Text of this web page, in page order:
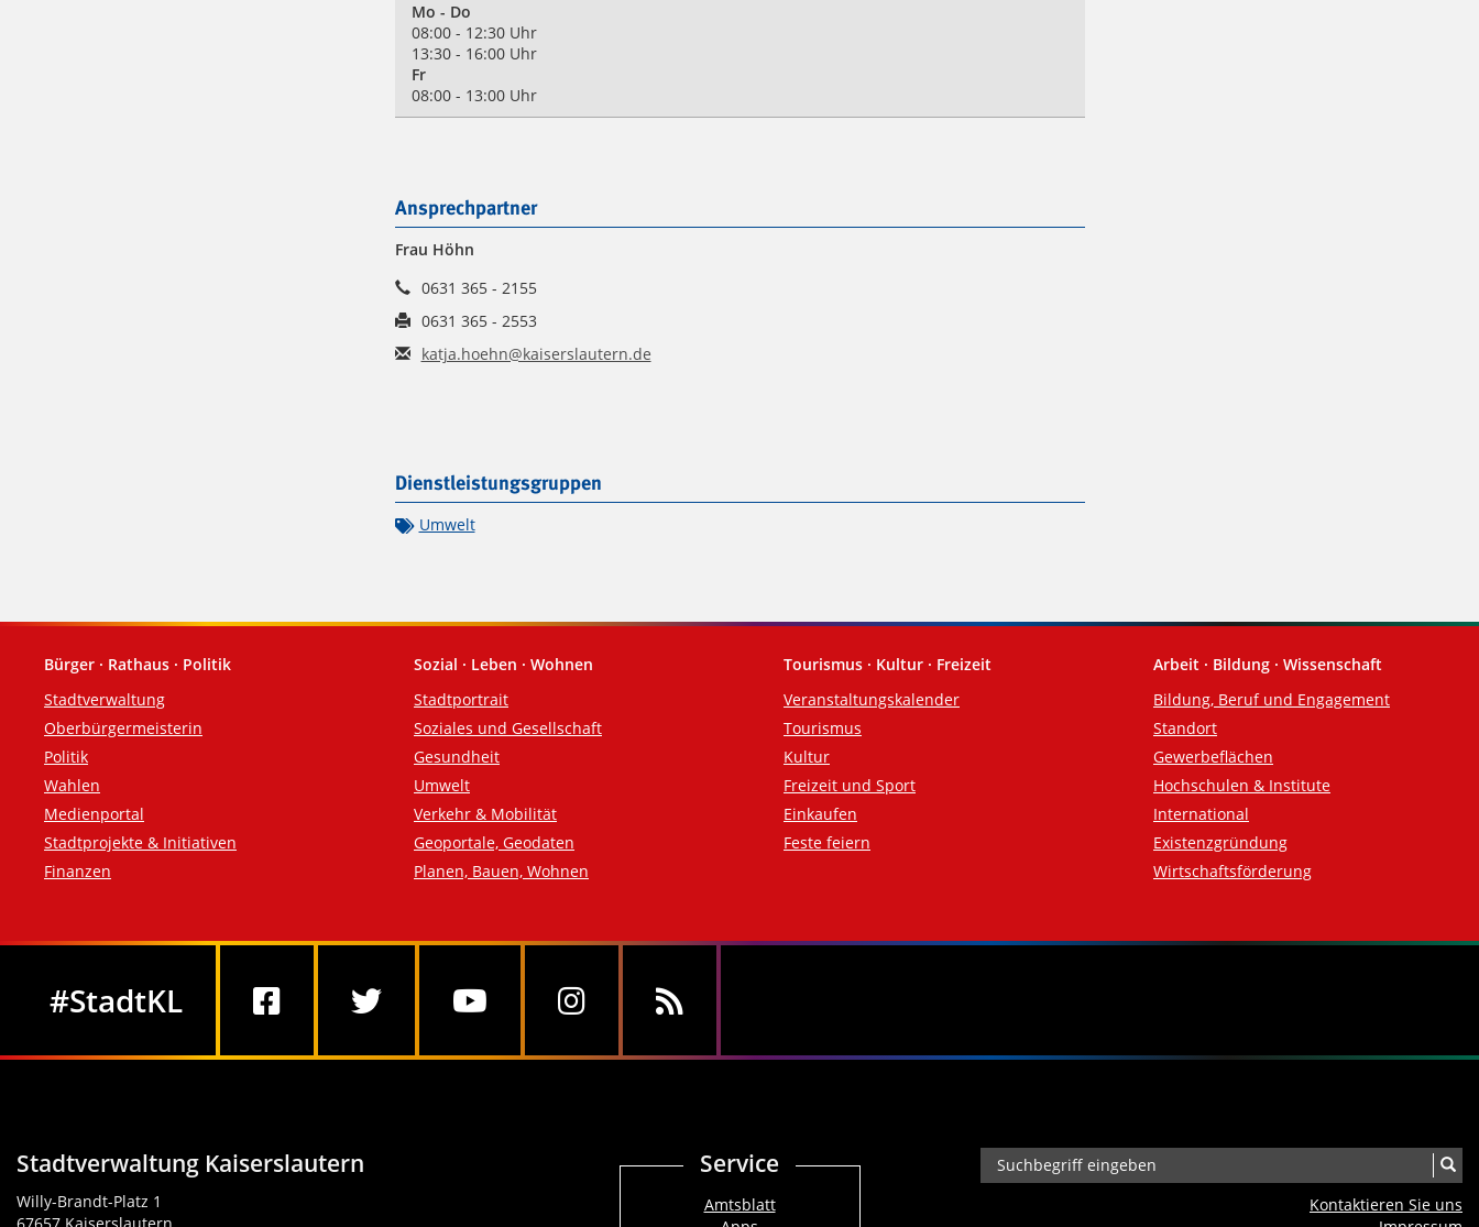
Mo - Do
08:00 - 12:30 Uhr
13:30 - 16:00 Uhr
Fr
08:00 - 13:00 Uhr
Ansprechpartner
Frau Höhn
0631 365 - 2155
0631 365 - 2553
katja.hoehn@kaiserslautern.de
Dienstleistungsgruppen
Umwelt
Fußzeile
Bürger · Rathaus · Politik
Stadtverwaltung
Oberbürgermeisterin
Politik
Wahlen
Medienportal
Stadtprojekte & Initiativen
Finanzen
Sozial · Leben · Wohnen
Stadtportrait
Soziales und Gesellschaft
Gesundheit
Umwelt
Verkehr & Mobilität
Geoportale, Geodaten
Planen, Bauen, Wohnen
Tourismus · Kultur · Freizeit
Veranstaltungskalender
Tourismus
Kultur
Freizeit und Sport
Einkaufen
Feste feiern
Arbeit · Bildung · Wissenschaft
Bildung, Beruf und Engagement
Standort
Gewerbeflächen
Hochschulen & Institute
International
Existenzgründung
Wirtschaftsförderung
#StadtKL
Stadtverwaltung Kaiserslautern
Willy-Brandt-Platz 1
Service
Amtsblatt
Kontaktieren Sie uns